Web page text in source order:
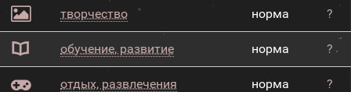
творчество норма ?
обучение, развитие норма ?
отдых, развлечения норма ?